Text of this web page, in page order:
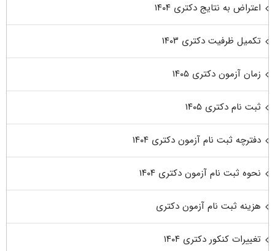
اعتراض به نتایج دکتری ۱۴۰۴
تکمیل ظرفیت دکتری ۱۴۰۳
زمان آزمون دکتری ۱۴۰۵
ثبت نام دکتری ۱۴۰۵
دفترچه ثبت نام آزمون دکتری ۱۴۰۴
نحوه ثبت نام آزمون دکتری ۱۴۰۴
هزینه ثبت نام آزمون دکتری
تغییرات کنکور دکتری ۱۴۰۴